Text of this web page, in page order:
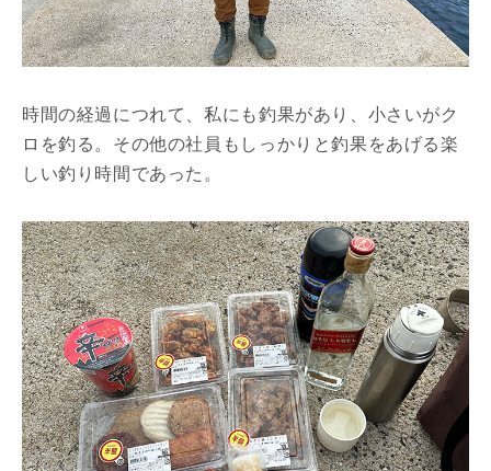
時間の経過につれて、私にも釣果があり、小さいがク
ロを釣る。その他の社員もしっかりと釣果をあげる楽
しい釣り時間であった。